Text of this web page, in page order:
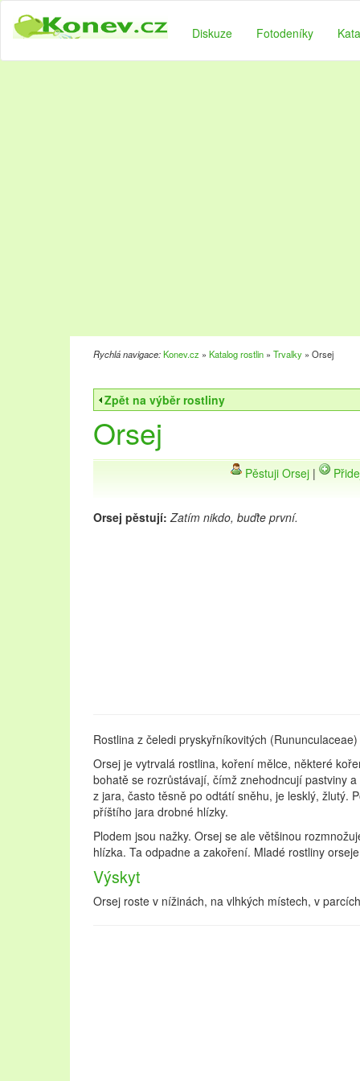
Diskuze Fotodeníky
Rychlá navigace:Konev.cz » Katalog rostlin » Trvalky » Orsej
Zpět na výběr rostliny
Orsej
Pěstuji Orsej|
Orsej pěstují: Zatím nikdo, buďte první.
Rostlina z čeledi pryskyřníkovitých
Orsej je vytrvalá rostlina, koření mělce, některé
bohatě se rozrůstávají, čímž znehodncují pastviny
z jara, často těsně po odtátí sněhu, je lesklý, žlutý.
příštího jara drobné hlízky.
Plodem jsou nažky. Orsej se ale většinou
hlízka. Ta odpadne a zakoření. Mladé rostliny
Výskyt
Orsej roste v nížinách, na vlhkých místech, v